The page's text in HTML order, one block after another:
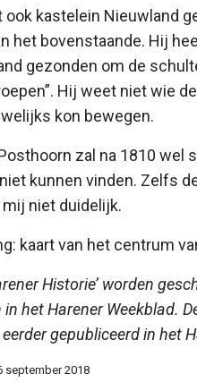
ook kastelein Nieuwland
het bovenstaande. Hij
gezonden om de
Hij weet niet wie
kon bewegen.
zal na 1810 wel
kunnen vinden. Zelfs
niet duidelijk.
kaart van het centrum
Historie’ worden
het Harener Weekblad.
gepubliceerd in het
september 2018